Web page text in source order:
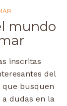
mundo
inscritas
del
que busquen
dudas en la